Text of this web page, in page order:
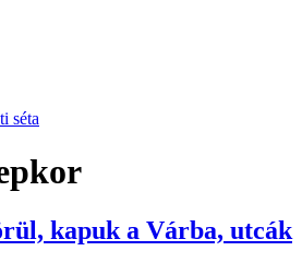
séta
kapuk a Várba, utcák